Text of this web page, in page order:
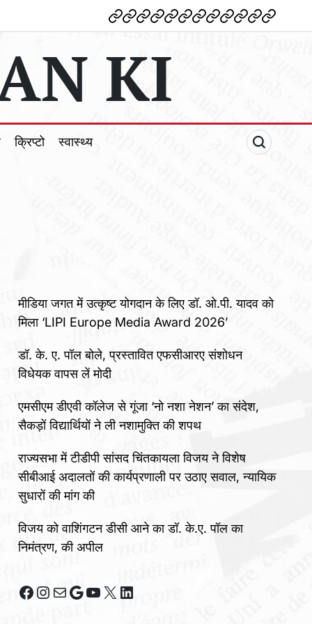
देश विदेशपोलटिकल
मनोरंजन
शिक्षाटेक्नोलॉजी
व्यापारक्राइम
धर्म खेलक्रिप्टोस्वास्थ्य
KI
क्रिप्टो स्वास्थ्य
मीडिया जगत में उत्कृष्ट योगदान के लिए डॉ. ओ.पी. यादव को
मिला ‘LIPI Europe Media Award 2026’
डॉ. के. ए. पॉल बोले, प्रस्तावित एफसीआरए संशोधन
विधेयक वापस लें मोदी
एमसीएम डीएवी कॉलेज से गूंजा ‘नो नशा नेशन’ का संदेश,
सैकड़ों विद्यार्थियों ने ली नशामुक्ति की शपथ
राज्यसभा में टीडीपी सांसद चिंतकायला विजय ने विशेष
सीबीआई अदालतों की कार्यप्रणाली पर उठाए सवाल, न्यायिक
सुधारों की मांग की
विजय को वाशिंगटन डीसी आने का डॉ. के.ए. पॉल का
निमंत्रण, की अपील
Facebook
Instagram
MailGoogle
YouTube
X LinkedIn